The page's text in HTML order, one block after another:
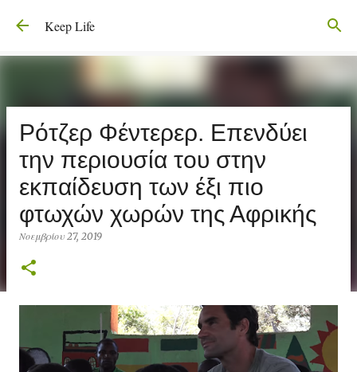
Μετάβαση στο κύριο περιεχόμενο
Keep Life
Ρότζερ Φέντερερ. Επενδύει
την περιουσία του στην
εκπαίδευση των έξι πιο
φτωχών χωρών της Αφρικής
Νοεμβρίου 27, 2019